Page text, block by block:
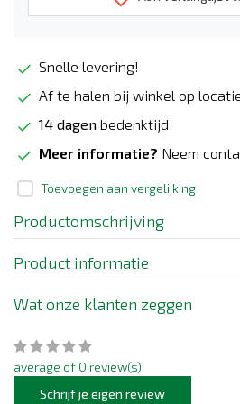
Snelle levering!
Af te halen bij winkel op
14 dagen bedenktijd
Meer informatie? Neem
Toevoegen aan vergelijking
Productomschrijving
Product informatie
Wat onze klanten zeggen
average of 0 review(s)
Schrijf je eigen review